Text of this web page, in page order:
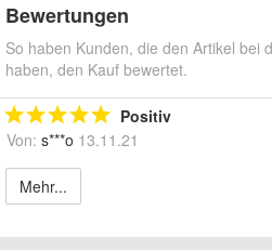
Bewertungen
So haben Kunden, die den Artikel bei
haben, den Kauf bewertet.
Positiv
Von: s***o 13.11.21
Mehr...